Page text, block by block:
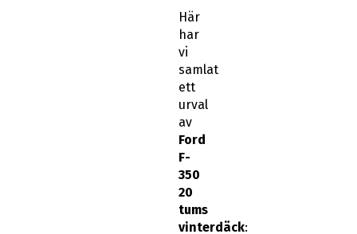
Här
har
vi
samlat
ett
urval
av
Ford
F-
350
20
tums
vinterdäck: